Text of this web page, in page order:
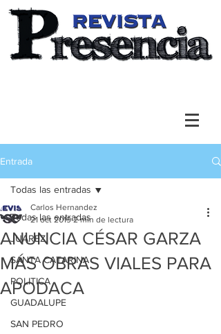
Entrada
Todas las entradas
JUAREZ
SANTA CATARINA
POLITICA
GUADALUPE
SAN PEDRO
Todas las entradas
ANUNCIA CÉSAR GARZA
MÁS OBRAS VIALES PARA
APODACA
Carlos Hernandez
21 oct 2019 2 min de lectura